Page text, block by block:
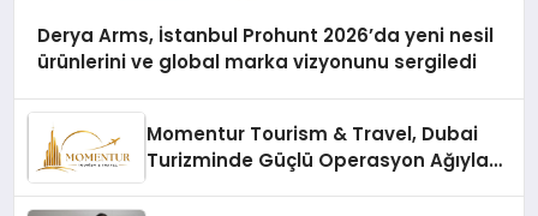
Derya Arms, İstanbul Prohunt 2026’da yeni nesil
ürünlerini ve global marka vizyonunu sergiledi
Momentur Tourism & Travel, Dubai
Turizminde Güçlü Operasyon Ağıyla